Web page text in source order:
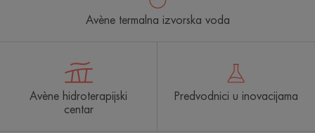
Avène termalna izvorska voda
Avène hidroterapijski
centar
Predvodnici u inovacijama